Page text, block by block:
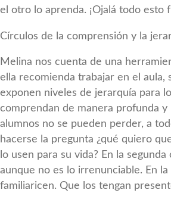
el otro lo aprenda. ¡Ojalá todo esto
Círculos de la comprensión y la
Melina nos cuenta de una
ella recomienda trabajar en el aula,
exponen niveles de jerarquía para
comprendan de manera profunda
alumnos no se pueden perder, a
hacerse la pregunta ¿qué quiero
lo usen para su vida? En la
aunque no es lo irrenunciable. En
familiaricen. Que los tengan